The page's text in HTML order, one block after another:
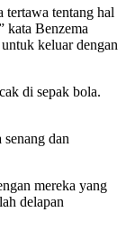
tertawa tentang hal
kata Benzema
keluar dengan
di sepak bola.
dan
mereka yang
delapan